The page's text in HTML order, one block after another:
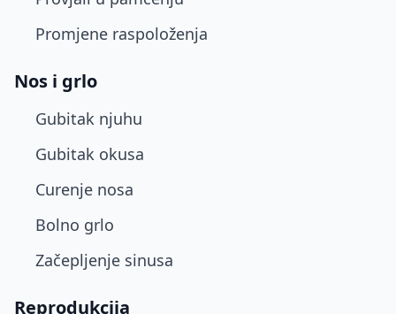
Promjene raspoloženja
Nos i grlo
Gubitak njuhu
Gubitak okusa
Curenje nosa
Bolno grlo
Začepljenje sinusa
Reprodukcija